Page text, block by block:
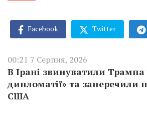
Facebook Twitter
00:21 7 Серпня, 2026
В Ірані звинуватили Трампа
дипломатії» та заперечили
США